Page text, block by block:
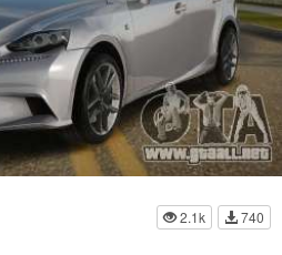
2.1k
740